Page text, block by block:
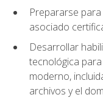
Prepararse
asociado
Desarrollar
tecnológica
moderno,
archivos y el